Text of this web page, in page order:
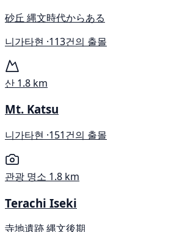
砂丘 縄文時代からある
니가타현 ·113건의 출몰
산 1.8 km
Mt. Katsu
니가타현 ·151건의 출몰
관광 명소 1.8 km
Terachi Iseki
寺地遺跡 縄文後期